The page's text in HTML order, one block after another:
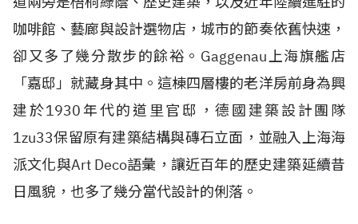
咖啡館、藝廊與設計選物店，城市的節奏依舊快速，
卻又多了幾分散步的餘裕。Gaggenau上海旗艦店
「嘉邸」就藏身其中。這棟四層樓的老洋房前身為興
建於1930年代的道里官邸，德國建築設計團隊
1zu33保留原有建築結構與磚石立面，並融入上海海
派文化與Art Deco語彙，讓近百年的歷史建築延續昔
日風貌，也多了幾分當代設計的俐落。